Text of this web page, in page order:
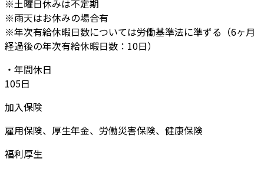
※土曜日休みは不定期
※雨天はお休みの場合有
※年次有給休暇日数については労働基準法に準ずる（6ヶ月
経過後の年次有給休暇日数：10日）
・年間休日
105日
加入保険
雇用保険、厚生年金、労働災害保険、健康保険
福利厚生